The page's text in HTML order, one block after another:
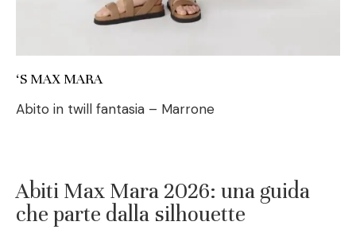
‘S MAX MARA
Abito in twill fantasia – Marrone
Abiti Max Mara 2026: una guida
che parte dalla silhouette